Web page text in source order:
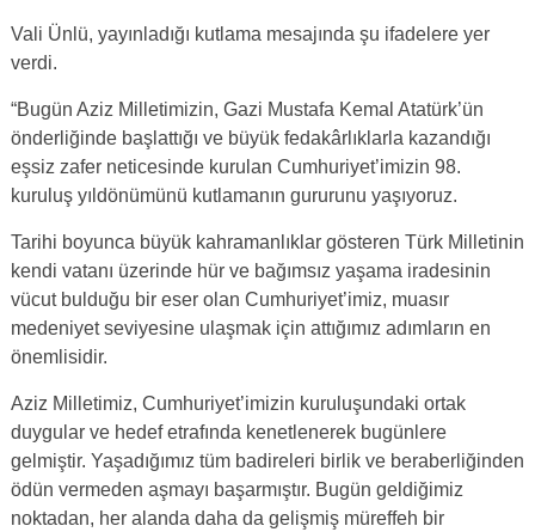
Vali Ünlü, yayınladığı kutlama mesajında şu ifadelere yer
verdi.
“Bugün Aziz Milletimizin, Gazi Mustafa Kemal Atatürk’ün
önderliğinde başlattığı ve büyük fedakârlıklarla kazandığı
eşsiz zafer neticesinde kurulan Cumhuriyet’imizin 98.
kuruluş yıldönümünü kutlamanın gururunu yaşıyoruz.
Tarihi boyunca büyük kahramanlıklar gösteren Türk Milletinin
kendi vatanı üzerinde hür ve bağımsız yaşama iradesinin
vücut bulduğu bir eser olan Cumhuriyet’imiz, muasır
medeniyet seviyesine ulaşmak için attığımız adımların en
önemlisidir.
Aziz Milletimiz, Cumhuriyet’imizin kuruluşundaki ortak
duygular ve hedef etrafında kenetlenerek bugünlere
gelmiştir. Yaşadığımız tüm badireleri birlik ve beraberliğinden
ödün vermeden aşmayı başarmıştır. Bugün geldiğimiz
noktadan, her alanda daha da gelişmiş müreffeh bir